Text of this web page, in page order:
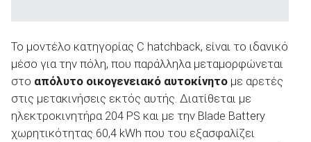
Το μοντέλο κατηγορίας C hatchback, είναι το ιδανικό
μέσο για την πόλη, που παράλληλα μεταμορφώνεται
στο απόλυτο οικογενειακό αυτοκίνητο με αρετές
στις μετακινήσεις εκτός αυτής. Διατίθεται με
ηλεκτροκινητήρα 204 PS και με την Blade Battery
χωρητικότητας 60,4 kWh που του εξασφαλίζει